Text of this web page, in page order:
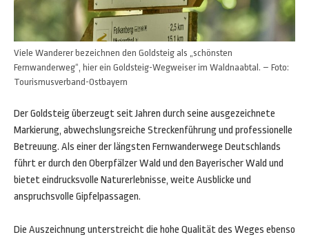
Viele Wanderer bezeichnen den Goldsteig als „schönsten
Fernwanderweg“, hier ein Goldsteig-Wegweiser im Waldnaabtal. – Foto:
Tourismusverband-Ostbayern
Der Goldsteig überzeugt seit Jahren durch seine ausgezeichnete
Markierung, abwechslungsreiche Streckenführung und professionelle
Betreuung. Als einer der längsten Fernwanderwege Deutschlands
führt er durch den Oberpfälzer Wald und den Bayerischer Wald und
bietet eindrucksvolle Naturerlebnisse, weite Ausblicke und
anspruchsvolle Gipfelpassagen.
Die Auszeichnung unterstreicht die hohe Qualität des Weges ebenso